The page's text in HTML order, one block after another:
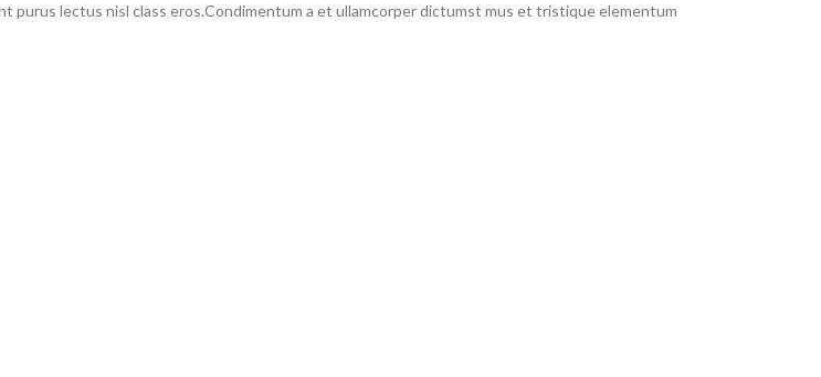
purus lectus nisl class eros.Condimentum a et ullamcorper dictumst mus et tristique elementum